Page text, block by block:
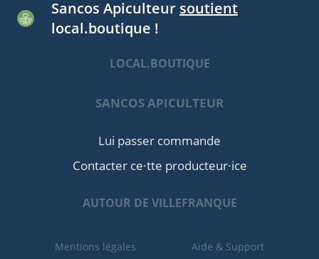
Sancos Apiculteur soutient
local.boutique !
LOCAL.BOUTIQUE
SANCOS APICULTEUR
Lui passer commande
Contacter ce·tte producteur·ice
AUTOUR DE VILLEFRANQUE
Mentions légales Aide & Support